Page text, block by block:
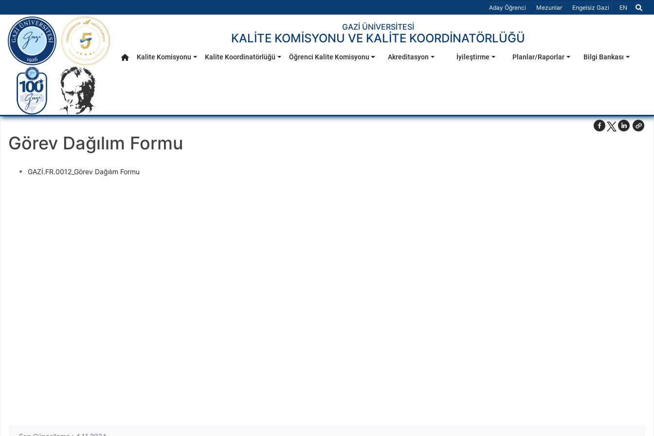
Aday Öğrenci Mezunlar Engelsiz Gazi Dil Seçiniz
EN
Ana Menü
gazi.edu.tr
GAZİ ÜNİVERSİTESİ
KALİTE KOMİSYONU VE KALİTE KOORDİNATÖRLÜĞÜ
Anasayfa
Kalite Komisyonu Kalite Koordinatörlüğü Öğrenci Kalite Komisyonu Akreditasyon İyileştirme Planlar/Raporlar Bilgi Bankası
Görev Dağılım Formu
GAZİ.FR.0012_Görev Dağılım Formu